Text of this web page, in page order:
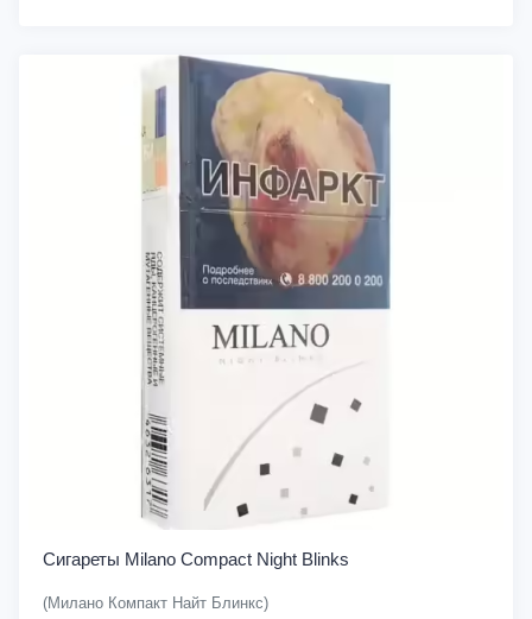
Сигареты Milano Compact Night Blinks
(Милано Компакт Найт Блинкс)